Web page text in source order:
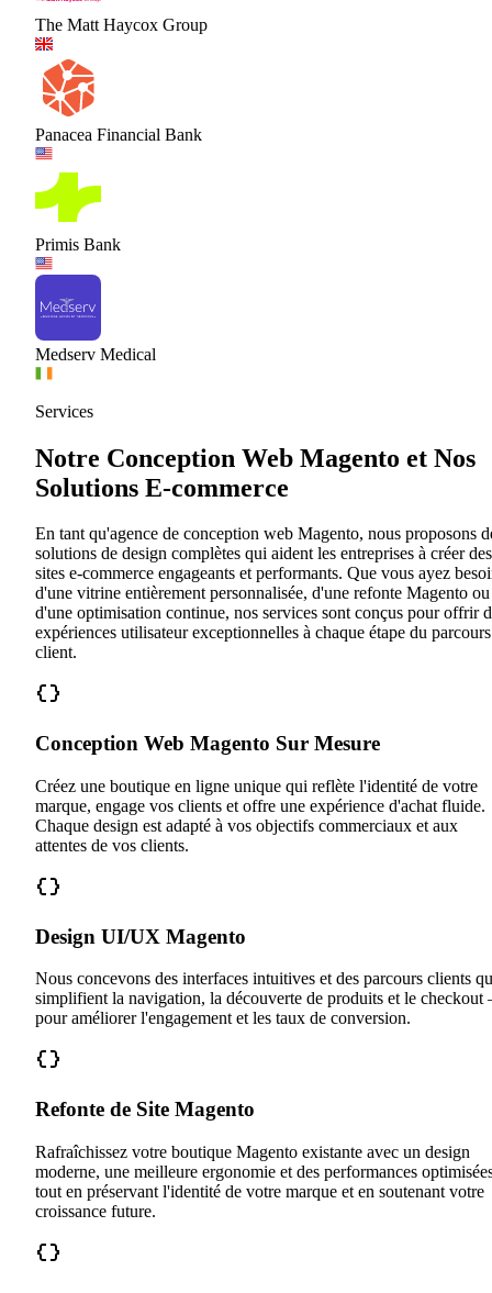
The Matt Haycox Group
Panacea Financial Bank
Primis Bank
Medserv Medical
Services
Notre Conception Web Magento et Nos
Solutions E-commerce
En tant qu'agence de conception web Magento, nous proposons
solutions de design complètes qui aident les entreprises à créer des
sites e-commerce engageants et performants. Que vous ayez
d'une vitrine entièrement personnalisée, d'une refonte Magento ou
d'une optimisation continue, nos services sont conçus pour offrir
expériences utilisateur exceptionnelles à chaque étape du parcours
client.
Conception Web Magento Sur Mesure
Créez une boutique en ligne unique qui reflète l'identité de votre
marque, engage vos clients et offre une expérience d'achat fluide.
Chaque design est adapté à vos objectifs commerciaux et aux
attentes de vos clients.
Design UI/UX Magento
Nous concevons des interfaces intuitives et des parcours clients
simplifient la navigation, la découverte de produits et le
pour améliorer l'engagement et les taux de conversion.
Refonte de Site Magento
Rafraîchissez votre boutique Magento existante avec un design
moderne, une meilleure ergonomie et des performances
tout en préservant l'identité de votre marque et en soutenant votre
croissance future.